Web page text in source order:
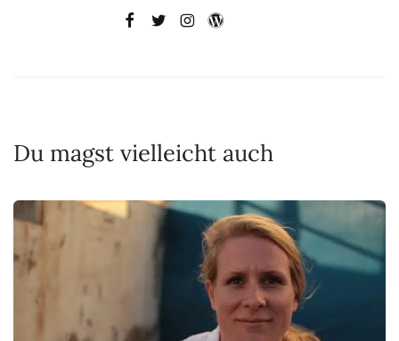
Du magst vielleicht auch